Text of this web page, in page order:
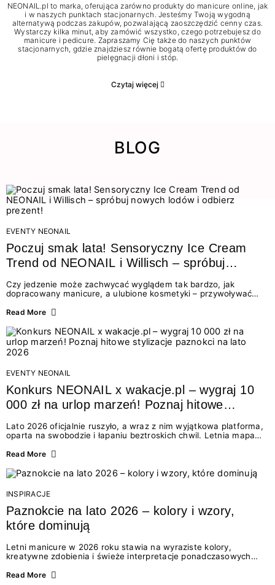
NEONAIL.pl to marka, oferująca zarówno produkty do manicure online, jak
i w naszych punktach stacjonarnych. Jesteśmy Twoją wygodną
alternatywą podczas zakupów, pozwalającą zaoszczędzić cenny czas.
Wystarczy kilka minut, aby zamówić wszystko, czego potrzebujesz do
manicure i pedicure. Zapraszamy Cię także do naszych punktów
stacjonarnych, gdzie znajdziesz równie bogatą ofertę produktów do
pielęgnacji dłoni i stóp.
Czytaj więcej
BLOG
EVENTY NEONAIL
Poczuj smak lata! Sensoryczny Ice Cream
Trend od NEONAIL i Willisch – spróbuj
nowych lodów i odbierz prezent!
Czy jedzenie może zachwycać wyglądem tak bardzo, jak
dopracowany manicure, a ulubione kosmetyki – przywoływać
świata beauty i oszałamiających deserów to coś więcej niż
zmysłami: przez soczysty kolor, aksamitną teksturę,
orzeźwiający zapach i słodki akcent na podniebieniu. Tego lata
NEONAIL łączy siły z marką Willisch, tworząc unikalny projekt
na styku jedzenia i piękna....
Read More
EVENTY NEONAIL
Konkurs NEONAIL x wakacje.pl – wygraj 10
000 zł na urlop marzeń! Poznaj hitowe
Lato 2026 oficjalnie ruszyło, a wraz z nim wyjątkowa platforma,
oparta na swobodzie i łapaniu beztroskich chwil. Letnia mapa
doświadczenia wakacji – od spontanicznych wyjazdów, przez
Motywem przewodnim jest eksplorowanie i kolekcjonowanie
letnich momentów. Z tej okazji przygotowaliśmy coś absolutnie
wyjątkowego: wielki konkurs z wakacje.pl oraz dawkę
najgorętszych trendów w...
Read More
INSPIRACJE
Paznokcie na lato 2026 – kolory i wzory,
które dominują
Letni manicure w 2026 roku stawia na wyraziste kolory,
kreatywne zdobienia i świeże interpretacje ponadczasowych
zarówno energetycznych odcieni inspirowanych wakacjami, jak
Read More